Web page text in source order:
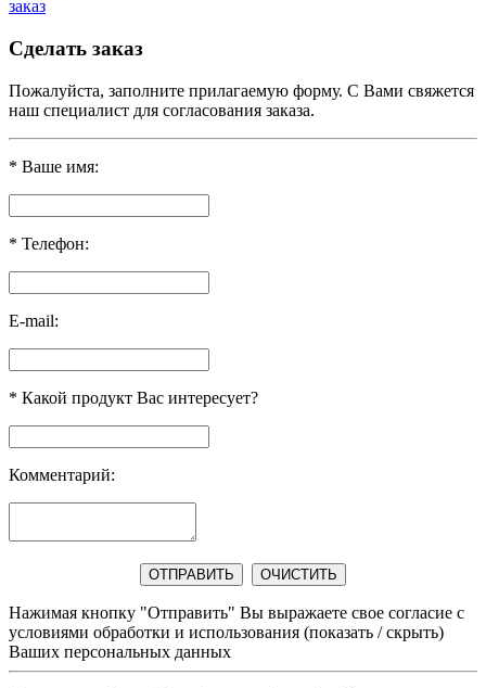
заказ
Сделать заказ
Пожалуйста, заполните прилагаемую форму. С Вами свяжется
наш специалист для согласования заказа.
* Ваше имя:
* Телефон:
E-mail:
* Какой продукт Вас интересует?
Комментарий:
Нажимая кнопку "Отправить" Вы выражаете свое согласие с
условиями обработки и использования (показать / скрыть)
Ваших персональных данных